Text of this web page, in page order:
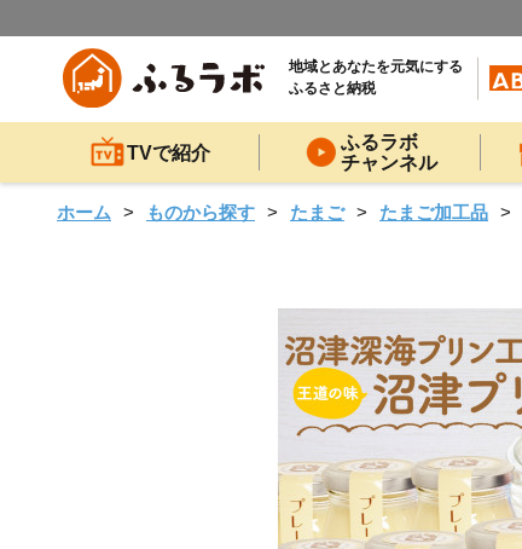
地域とあなたを元気にする
ふるさと納税
TVで紹介
ふるラボ
チャンネル
ホーム ものから探す たまご たまご加工品